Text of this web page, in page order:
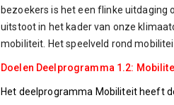
bezoekers is het een flinke uitdaging
uitstoot in het kader van onze
mobiliteit. Het speelveld rond
Doelen Deelprogramma 1.2:
Het deelprogramma Mobiliteit heeft